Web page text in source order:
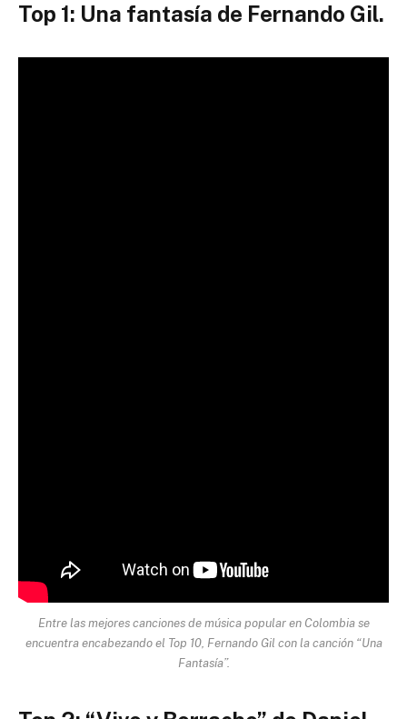
Top 1: Una fantasía de Fernando Gil.
Entre las mejores canciones de música popular en Colombia se
encuentra encabezando el Top 10, Fernando Gil con la canción “Una
Fantasía”.